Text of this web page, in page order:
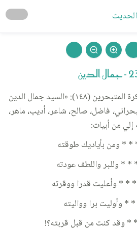
قال الشيخ الحر في تذكرة المتبحرين (١٤٨): «السيد جمال الدين
فاضل، صالح، شاعر، أديب، ماهر،
من أبيات:
* * ومن بأياديك طوقته
* * وللبر واللطف عودته
* * وأعليت قدرا ووقرته
وأوليت برا وواليته
* وقد كنت من قبل قربته؟!